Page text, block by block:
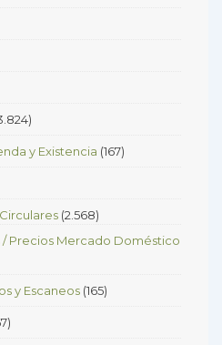
y Existencia (167)
(2.568)
Precios Mercado Doméstico
y Escaneos (165)